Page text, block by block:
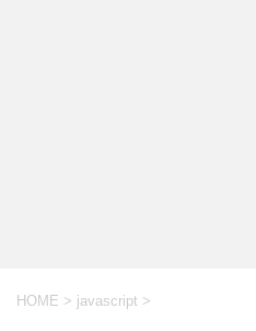
HOME > javascript >